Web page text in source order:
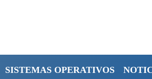
SISTEMAS OPERATIVOS